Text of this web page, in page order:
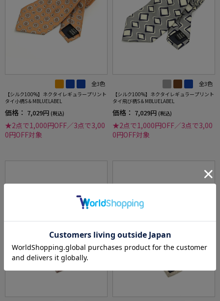
全3色
【シルク100%】ネクタイレギュラープリント
タイ小柄S＆MBLUELABEL
価格： 7,029円 (税込)
★2点で1,000円OFF／3点で3,00
0円OFF対象
全3色
【シルク100%】ネクタイレギュラープリント
タイ飛び柄S＆MBLUELABEL
価格： 7,029円 (税込)
★2点で1,000円OFF／3点で3,00
0円OFF対象